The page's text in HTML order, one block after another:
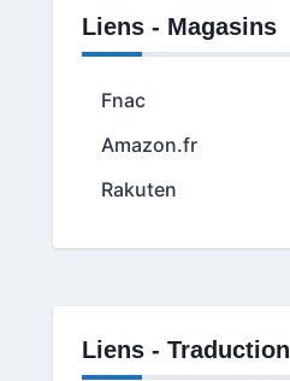
Liens - Magasins
Fnac
Amazon.fr
Rakuten
Liens - Traduction